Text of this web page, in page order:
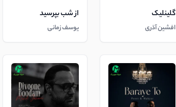
گلینلیک
افشین آذری
از شب بپرسید
یوسف زمانی